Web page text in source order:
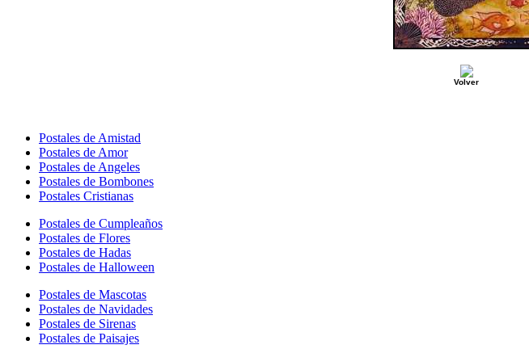
Volver
Postales de Amistad
Postales de Amor
Postales de Angeles
Postales de Bombones
Postales Cristianas
Postales de Cumpleaños
Postales de Flores
Postales de Hadas
Postales de Halloween
Postales de Mascotas
Postales de Navidades
Postales de Sirenas
Postales de Paisajes